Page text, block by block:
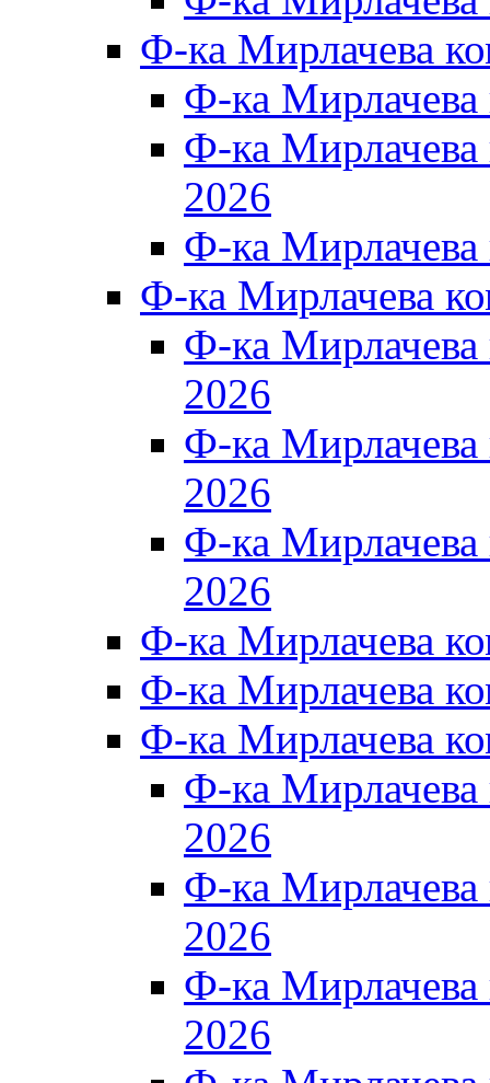
Ф-ка Мирлачева
Ф-ка
Ф-ка
2026
Ф-ка
Ф-ка Мирлачева
Ф-ка
2026
Ф-ка
2026
Ф-ка
2026
Ф-ка Мирлачева
Ф-ка Мирлачева
Ф-ка Мирлачева
Ф-ка
2026
Ф-ка
2026
Ф-ка
2026